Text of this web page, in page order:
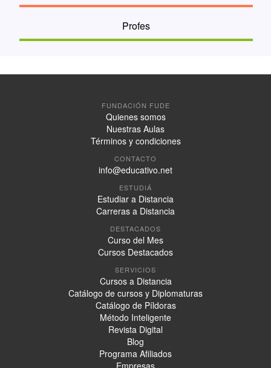
Profes
FUNDACIÓN FUDE
Quienes somos
Nuestras Aulas
Términos y condiciones
CONTACTO
info@educativo.net
ESTUDIÁ
Estudiar a Distancia
Carreras a Distancia
DESTACADOS
Curso del Mes
Cursos Destacados
SERVICIOS
Cursos a Distancia
Catálogo de cursos y Diplomaturas
Catálogo de Píldoras
Método Inteligente
Revista Digital
Blog
Programa Afiliados